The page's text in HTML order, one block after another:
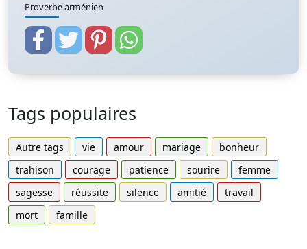
Proverbe arménien
Tags populaires
Autre tags vie amour mariage
bonheur
trahison
courage patience sourire
femme
sagesse
réussite silence amitié
travail
mort
famille